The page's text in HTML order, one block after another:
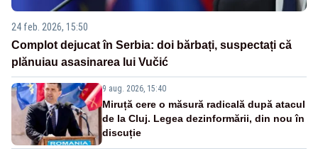
24 feb. 2026, 15:50
Complot dejucat în Serbia: doi bărbați, suspectați că
plănuiau asasinarea lui Vučić
9 aug. 2026, 15:40
Miruță cere o măsură radicală după atacul
de la Cluj. Legea dezinformării, din nou în
discuție